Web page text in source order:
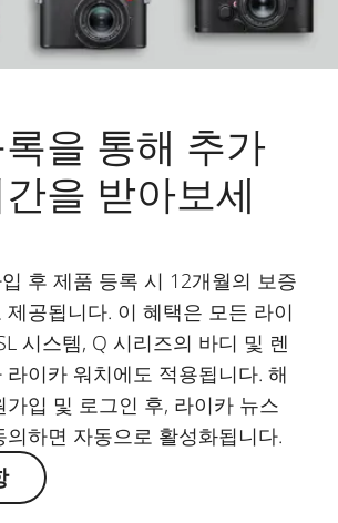
을 통해 추가
을 받아보세
후 제품 등록 시 12개월의 보증
제공됩니다. 이 혜택은 모든 라이
시스템, Q 시리즈의 바디 및 렌
라이카 워치에도 적용됩니다. 해
가입 및 로그인 후, 라이카 뉴스
의하면 자동으로 활성화됩니다.